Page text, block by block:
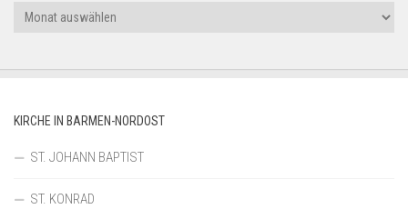
Archiv
KIRCHE IN BARMEN-NORDOST
ST. JOHANN BAPTIST
ST. KONRAD